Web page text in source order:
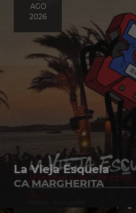
AGO
2026
La Vieja Esquela
CA MARGHERITA